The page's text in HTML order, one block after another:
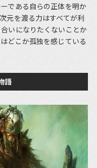
である自らの正体を明か
元を渡る力はすべてが利
いになりたくないことか
どこか孤独を感じている
語